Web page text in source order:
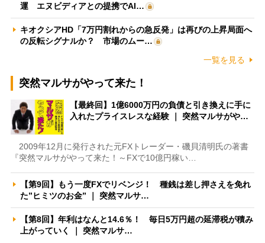
運 エヌビディアとの提携でAI…
キオクシアHD「7万円割れからの急反発」は再びの上昇局面へ
の反転シグナルか？ 市場のムー…
一覧を見る
突然マルサがやって来た！
【最終回】1億6000万円の負債と引き換えに手に
入れたプライスレスな経験 ｜ 突然マルサがや…
2009年12月に発行された元FXトレーダー・磯貝清明氏の著書
『突然マルサがやって来た！～FXで10億円稼い…
【第9回】もう一度FXでリベンジ！ 種銭は差し押さえを免れ
た”ヒミツのお金” ｜ 突然マルサ…
【第8回】年利はなんと14.6％！ 毎日5万円超の延滞税が積み
上がっていく ｜ 突然マルサ…